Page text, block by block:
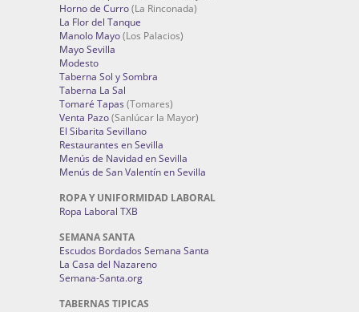
Horno de Curro(La Rinconada)
La Flor del Tanque
Manolo Mayo(Los Palacios)
Mayo Sevilla
Modesto
Taberna Sol y Sombra
Taberna La Sal
Tomaré Tapas (Tomares)
Venta Pazo(Sanlúcar la Mayor)
El Sibarita Sevillano
Restaurantes en Sevilla
Menús de Navidad en Sevilla
Menús de San Valentín en Sevilla
ROPA Y UNIFORMIDAD LABORAL
Ropa Laboral TXB
SEMANA SANTA
Escudos Bordados Semana Santa
La Casa del Nazareno
Semana-Santa.org
TABERNAS TIPICAS